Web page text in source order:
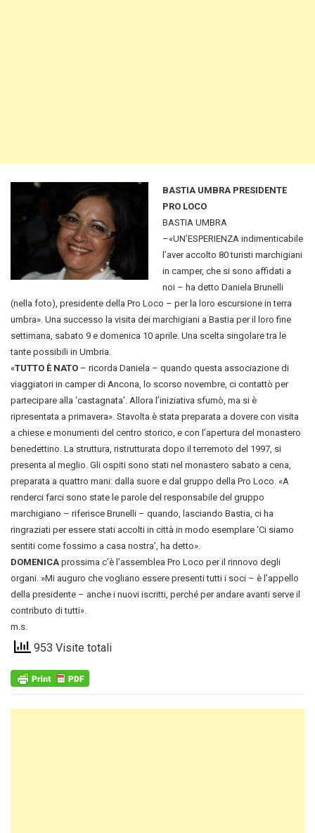
BASTIA UMBRA PRESIDENTE
PRO LOCO
BASTIA UMBRA
–«UN’ESPERIENZA indimenticabile
l’aver accolto 80 turisti marchigiani
in camper, che si sono affidati a
noi – ha detto Daniela Brunelli
(nella foto), presidente della Pro Loco – per la loro escursione in terra
umbra». Una successo la visita dei marchigiani a Bastia per il loro fine
settimana, sabato 9 e domenica 10 aprile. Una scelta singolare tra le
tante possibili in Umbria.
«TUTTO È NATO – ricorda Daniela – quando questa associazione di
viaggiatori in camper di Ancona, lo scorso novembre, ci contattò per
partecipare alla ‘castagnata’. Allora l’iniziativa sfumò, ma si è
ripresentata a primavera». Stavolta è stata preparata a dovere con visita
a chiese e monumenti del centro storico, e con l’apertura del monastero
benedettino. La struttura, ristrutturata dopo il terremoto del 1997, si
presenta al meglio. Gli ospiti sono stati nel monastero sabato a cena,
preparata a quattro mani: dalla suore e dal gruppo della Pro Loco. «A
renderci farci sono state le parole del responsabile del gruppo
marchigiano – riferisce Brunelli – quando, lasciando Bastia, ci ha
ringraziati per essere stati accolti in città in modo esemplare ‘Ci siamo
sentiti come fossimo a casa nostra’, ha detto».
DOMENICA prossima c’è l’assemblea Pro Loco per il rinnovo degli
organi. »Mi auguro che vogliano essere presenti tutti i soci – è l’appello
della presidente – anche i nuovi iscritti, perché per andare avanti serve il
contributo di tutti».
m.s.
953 Visite totali